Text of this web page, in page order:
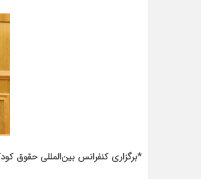
*برگزاری کنفرانس بین‌المللی حقوق کودک